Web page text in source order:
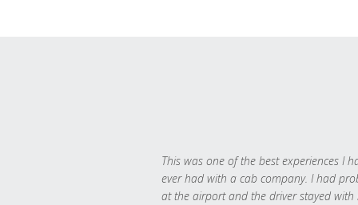
This was one of the best experiences I
ever had with a cab company. I had
at the airport and the driver stayed with